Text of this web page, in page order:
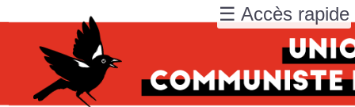
☰ Accès rapide